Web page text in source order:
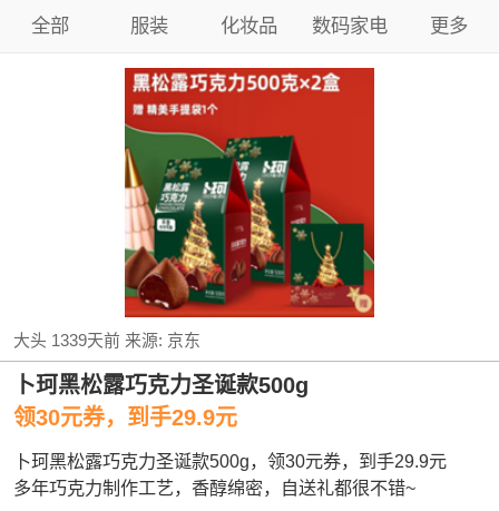
全部 服装 化妆品 数码家电 更多
大头 1339天前来源: 京东
卜珂黑松露巧克力圣诞款500g
领30元券，到手29.9元
卜珂黑松露巧克力圣诞款500g，领30元券，到手29.9元
多年巧克力制作工艺，香醇绵密，自送礼都很不错~